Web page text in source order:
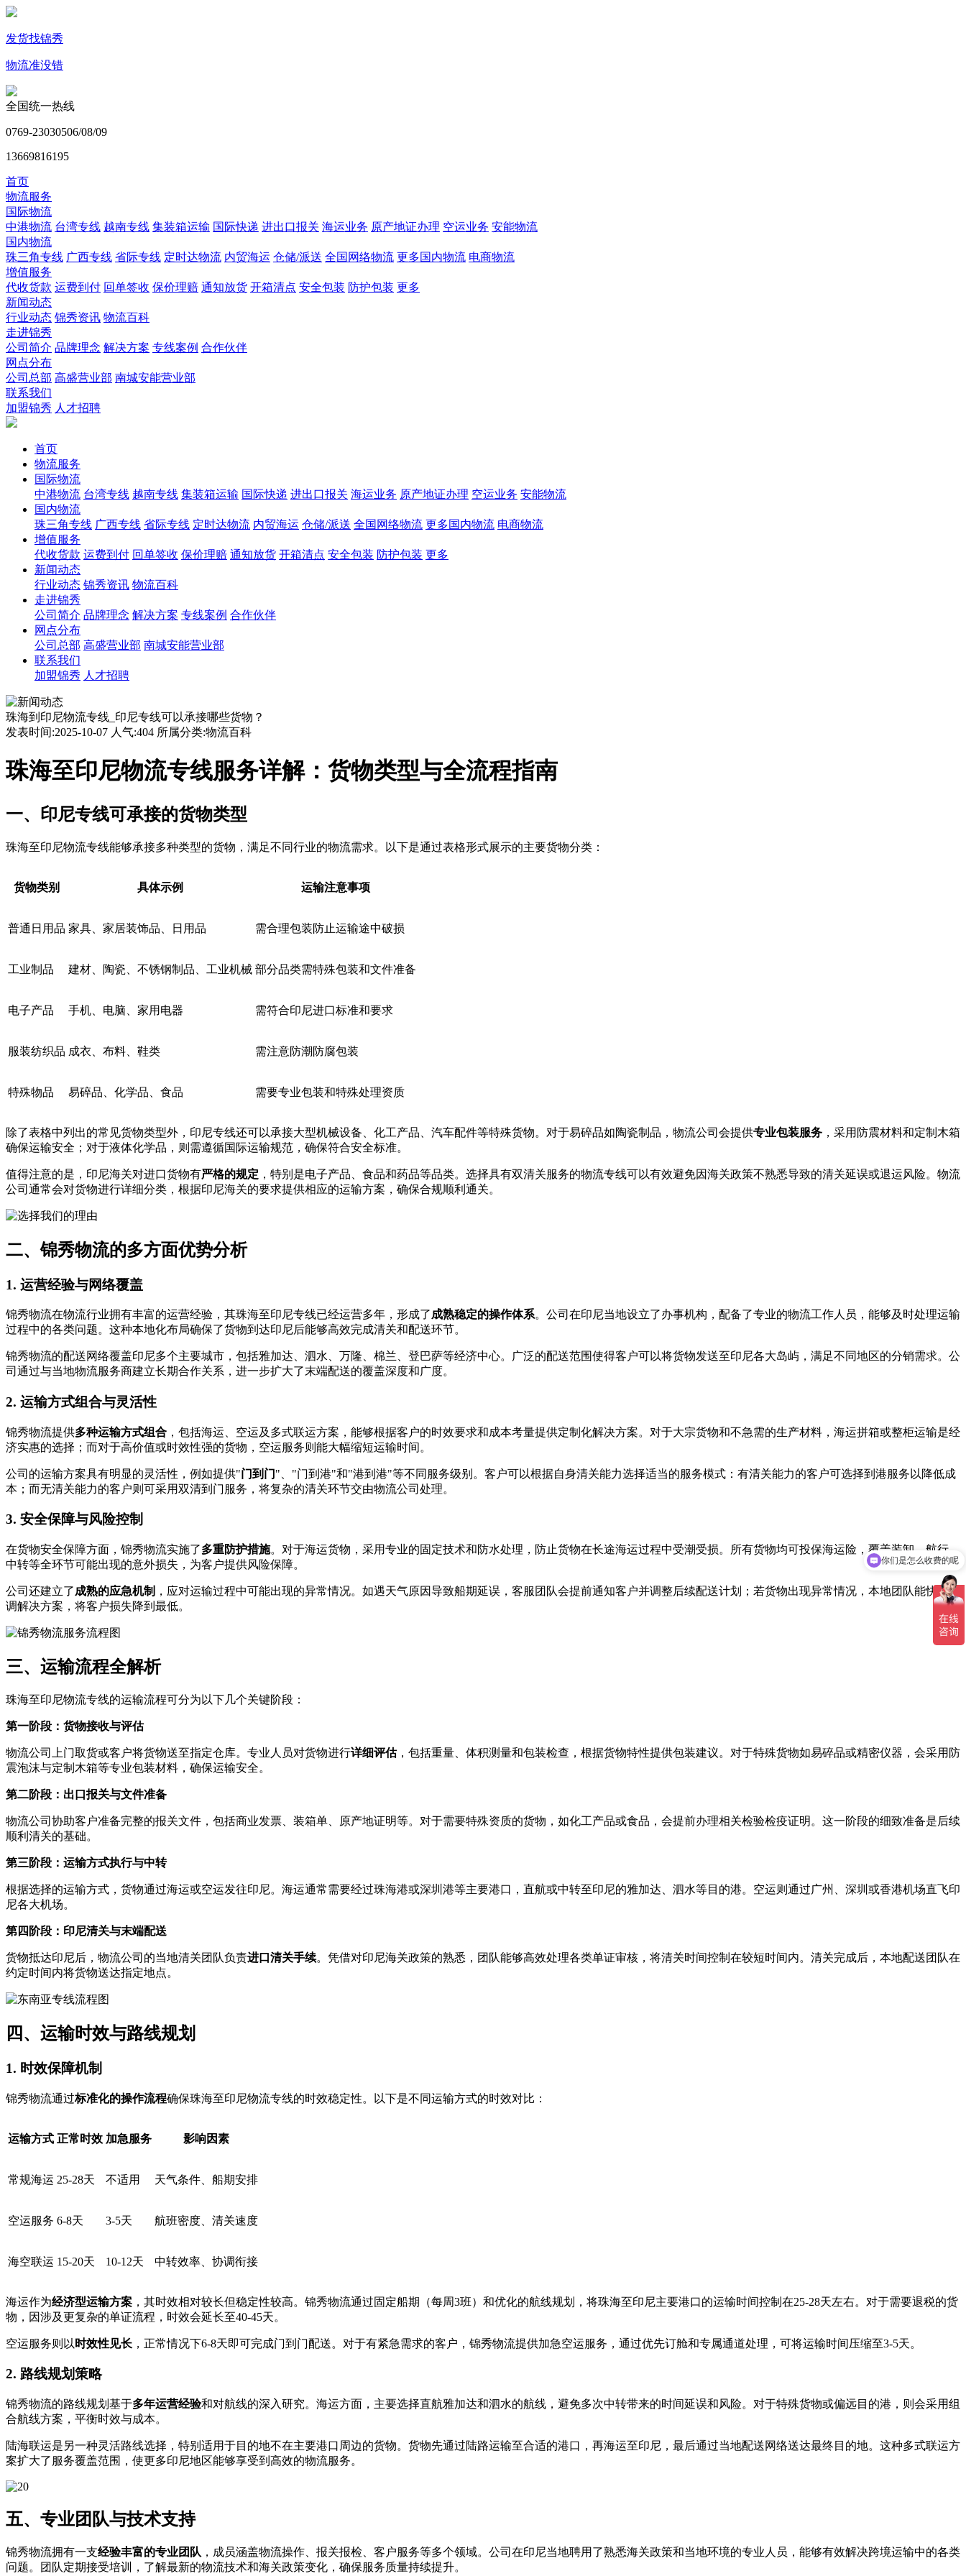
发货找锦秀
物流准没错
全国统一热线
0769-23030506/08/09
13669816195
首页
物流服务
国际物流
中港物流 台湾专线 越南专线 集装箱运输 国际快递 进出口报关 海运业务 原产地证办理 空运业务 安能物流
国内物流
珠三角专线 广西专线 省际专线 定时达物流 内贸海运 仓储/派送 全国网络物流 更多国内物流 电商物流
增值服务
代收货款 运费到付 回单签收 保价理赔 通知放货 开箱清点 安全包装 防护包装 更多
新闻动态
行业动态 锦秀资讯 物流百科
走进锦秀
公司简介 品牌理念 解决方案 专线案例 合作伙伴
网点分布
公司总部 高盛营业部 南城安能营业部
联系我们
加盟锦秀 人才招聘
首页
物流服务
国际物流
中港物流 台湾专线 越南专线 集装箱运输 国际快递 进出口报关 海运业务 原产地证办理 空运业务 安能物流
国内物流
珠三角专线 广西专线 省际专线 定时达物流 内贸海运 仓储/派送 全国网络物流 更多国内物流 电商物流
增值服务
代收货款 运费到付 回单签收 保价理赔 通知放货 开箱清点 安全包装 防护包装 更多
新闻动态
行业动态 锦秀资讯 物流百科
走进锦秀
公司简介 品牌理念 解决方案 专线案例 合作伙伴
网点分布
公司总部 高盛营业部 南城安能营业部
联系我们
加盟锦秀 人才招聘
珠海到印尼物流专线_印尼专线可以承接哪些货物？
发表时间:2025-10-07 人气:404 所属分类:物流百科
珠海至印尼物流专线服务详解：货物类型与全流程指南
一、印尼专线可承接的货物类型
珠海至印尼物流专线能够承接多种类型的货物，满足不同行业的物流需求。以下是通过表格形式展示的主要货物分类：
货物类别 具体示例 运输注意事项
普通日用品 家具、家居装饰品、日用品 需合理包装防止运输途中破损
工业制品 建材、陶瓷、不锈钢制品、工业机械 部分品类需特殊包装和文件准备
电子产品 手机、电脑、家用电器 需符合印尼进口标准和要求
服装纺织品 成衣、布料、鞋类 需注意防潮防腐包装
特殊物品 易碎品、化学品、食品 需要专业包装和特殊处理资质
除了表格中列出的常见货物类型外，印尼专线还可以承接大型机械设备、化工产品、汽车配件等特殊货物。对于易碎品如陶瓷制品，物流公司会提供专业包装服务 ，采用防震材料和定制木箱
确保运输安全；对于液体化学品，则需遵循国际运输规范，确保符合安全标准。
值得注意的是，印尼海关对进口货物有严格的规定 ，特别是电子产品、食品和药品等品类。选择具有双清关服务的物流专线可以有效避免因海关政策不熟悉导致的清关延误或退运风险。物流
公司通常会对货物进行详细分类，根据印尼海关的要求提供相应的运输方案，确保合规顺利通关。
二、锦秀物流的多方面优势分析
1. 运营经验与网络覆盖
锦秀物流在物流行业拥有丰富的运营经验，其珠海至印尼专线已经运营多年，形成了成熟稳定的操作体系。公司在印尼当地设立了办事机构，配备了专业的物流工作人员，能够及时处理运输
过程中的各类问题。这种本地化布局确保了货物到达印尼后能够高效完成清关和配送环节。
锦秀物流的配送网络覆盖印尼多个主要城市，包括雅加达、泗水、万隆、棉兰、登巴萨等经济中心。广泛的配送范围使得客户可以将货物发送至印尼各大岛屿，满足不同地区的分销需求。公
司通过与当地物流服务商建立长期合作关系，进一步扩大了末端配送的覆盖深度和广度。
2. 运输方式组合与灵活性
锦秀物流提供多种运输方式组合 ，包括海运、空运及多式联运方案，能够根据客户的时效要求和成本考量提供定制化解决方案。对于大宗货物和不急需的生产材料，海运拼箱或整柜运输是经
济实惠的选择；而对于高价值或时效性强的货物，空运服务则能大幅缩短运输时间。
公司的运输方案具有明显的灵活性，例如提供"​门到门 ​"、"门到港"和"港到港"等不同服务级别。客户可以根据自身清关能力选择适当的服务模式：有清关能力的客户可选择到港服务以降低成
本；而无清关能力的客户则可采用双清到门服务，将复杂的清关环节交由物流公司处理。
3. 安全保障与风险控制
在货物安全保障方面，锦秀物流实施了多重防护措施。对于海运货物，采用专业的固定技术和防水处理，防止货物在长途海运过程中受潮受损。所有货物均可投保海运险，覆盖装卸、航行、
中转等全环节可能出现的意外损失，为客户提供风险保障。
公司还建立了成熟的应急机制 ，应对运输过程中可能出现的异常情况。如遇天气原因导致船期延误，客服团队会提前通知客户并调整后续配送计划；若货物出现异常情况，本地团队能快速协
调解决方案，将客户损失降到最低。
三、运输流程全解析
珠海至印尼物流专线的运输流程可分为以下几个关键阶段：
第一阶段：货物接收与评估
物流公司上门取货或客户将货物送至指定仓库。专业人员对货物进行详细评估，包括重量、体积测量和包装检查，根据货物特性提供包装建议。对于特殊货物如易碎品或精密仪器，会采用防
震泡沫与定制木箱等专业包装材料，确保运输安全。
第二阶段：出口报关与文件准备
物流公司协助客户准备完整的报关文件，包括商业发票、装箱单、原产地证明等。对于需要特殊资质的货物，如化工产品或食品，会提前办理相关检验检疫证明。这一阶段的细致准备是后续
顺利清关的基础。
第三阶段：运输方式执行与中转
根据选择的运输方式，货物通过海运或空运发往印尼。海运通常需要经过珠海港或深圳港等主要港口，直航或中转至印尼的雅加达、泗水等目的港。空运则通过广州、深圳或香港机场直飞印
尼各大机场。
第四阶段：印尼清关与末端配送
货物抵达印尼后，物流公司的当地清关团队负责进口清关手续。凭借对印尼海关政策的熟悉，团队能够高效处理各类单证审核，将清关时间控制在较短时间内。清关完成后，本地配送团队在
约定时间内将货物送达指定地点。
四、运输时效与路线规划
1. 时效保障机制
锦秀物流通过标准化的操作流程确保珠海至印尼物流专线的时效稳定性。以下是不同运输方式的时效对比：
运输方式 正常时效 加急服务 影响因素
常规海运 25-28天 不适用 天气条件、船期安排
空运服务 6-8天 3-5天 航班密度、清关速度
海空联运 15-20天 10-12天 中转效率、协调衔接
海运作为经济型运输方案 ，其时效相对较长但稳定性较高。锦秀物流通过固定船期（每周3班）和优化的航线规划，将珠海至印尼主要港口的运输时间控制在25-28天左右。对于需要退税的货
物，因涉及更复杂的单证流程，时效会延长至40-45天。
空运服务则以 时效性见长 ，正常情况下6-8天即可完成门到门配送。对于有紧急需求的客户，锦秀物流提供加急空运服务，通过优先订舱和专属通道处理，可将运输时间压缩至3-5天。
2. 路线规划策略
锦秀物流的路线规划基于多年运营经验和对航线的深入研究。海运方面，主要选择直航雅加达和泗水的航线，避免多次中转带来的时间延误和风险。对于特殊货物或偏远目的港，则会采用组
合航线方案，平衡时效与成本。
陆海联运是另一种灵活路线选择，特别适用于目的地不在主要港口周边的货物。货物先通过陆路运输至合适的港口，再海运至印尼，最后通过当地配送网络送达最终目的地。这种多式联运方
案扩大了服务覆盖范围，使更多印尼地区能够享受到高效的物流服务。
五、专业团队与技术支持
锦秀物流拥有一支经验丰富的专业团队 ，成员涵盖物流操作、报关报检、客户服务等多个领域。公司在印尼当地聘用了熟悉海关政策和当地环境的专业人员，能够有效解决跨境运输中的各类
问题。团队定期接受培训，了解最新的物流技术和海关政策变化，确保服务质量持续提升。
现在有优惠活动吗